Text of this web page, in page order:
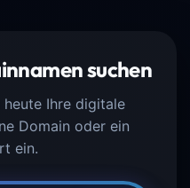
suchen
heute Ihre digitale
Domain oder ein
ein.